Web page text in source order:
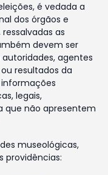
é vedada a
dos órgãos e
as
devem ser
agentes
resultados da
legais,
que não apresentem
museológicas,
providências: